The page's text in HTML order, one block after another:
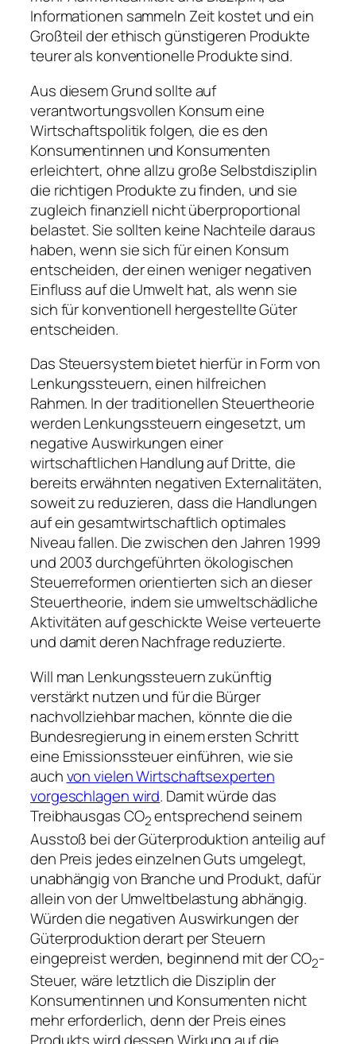
Informationen sammeln Zeit kostet und ein
Großteil der ethisch günstigeren Produkte
teurer als konventionelle Produkte sind.
Aus diesem Grund sollte auf
verantwortungsvollen Konsum eine
Wirtschaftspolitik folgen, die es den
Konsumentinnen und Konsumenten
erleichtert, ohne allzu große Selbstdisziplin
die richtigen Produkte zu finden, und sie
zugleich finanziell nicht überproportional
belastet. Sie sollten keine Nachteile daraus
haben, wenn sie sich für einen Konsum
entscheiden, der einen weniger negativen
Einfluss auf die Umwelt hat, als wenn sie
sich für konventionell hergestellte Güter
entscheiden.
Das Steuersystem bietet hierfür in Form von
Lenkungssteuern, einen hilfreichen
Rahmen. In der traditionellen Steuertheorie
werden Lenkungssteuern eingesetzt, um
negative Auswirkungen einer
wirtschaftlichen Handlung auf Dritte, die
bereits erwähnten negativen Externalitäten,
soweit zu reduzieren, dass die Handlungen
auf ein gesamtwirtschaftlich optimales
Niveau fallen. Die zwischen den Jahren 1999
und 2003 durchgeführten ökologischen
Steuerreformen orientierten sich an dieser
Steuertheorie, indem sie umweltschädliche
Aktivitäten auf geschickte Weise verteuerte
und damit deren Nachfrage reduzierte.
Will man Lenkungssteuern zukünftig
verstärkt nutzen und für die Bürger
nachvollziehbar machen, könnte die die
Bundesregierung in einem ersten Schritt
eine Emissionssteuer einführen, wie sie
auchvon vielen Wirtschaftsexperten
vorgeschlagen wird. Damit würde das
Treibhausgas CO2entsprechend seinem
Ausstoß bei der Güterproduktion anteilig auf
den Preis jedes einzelnen Guts umgelegt,
unabhängig von Branche und Produkt, dafür
allein von der Umweltbelastung abhängig.
Würden die negativen Auswirkungen der
Güterproduktion derart per Steuern
eingepreist werden, beginnend mit der CO2-
Steuer, wäre letztlich die Disziplin der
Konsumentinnen und Konsumenten nicht
mehr erforderlich, denn der Preis eines